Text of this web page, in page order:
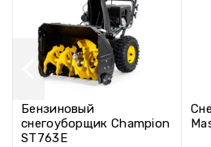
Бензиновый
снегоуборщик Champion
ST763E